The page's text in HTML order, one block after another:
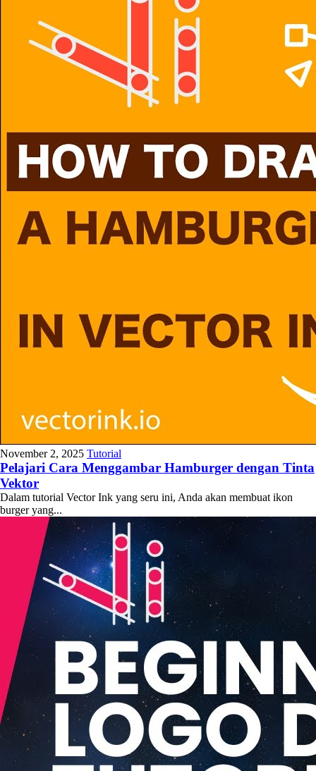
November 2, 2025 Tutorial
Pelajari Cara Menggambar Hamburger dengan Tinta
Vektor
Dalam tutorial Vector Ink yang seru ini, Anda akan membuat ikon
burger yang...